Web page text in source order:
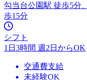
勾当台公園駅 徒歩5分
歩15分
シフト
1日3時間 週2日からOK
交通費支給
未経験OK